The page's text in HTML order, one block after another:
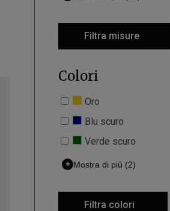
Filtra misure
Colori
Oro
Blu scuro
Verde scuro
+ Mostra di più (2)
Filtra colori